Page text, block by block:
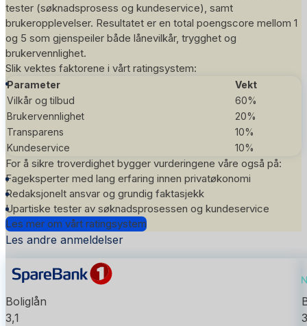
tester (søknadsprosess og kundeservice), samt
brukeropplevelser. Resultatet er en total poengscore mellom 1
og 5 som gjenspeiler både lånevilkår, trygghet og
brukervennlighet.
Slik vektes faktorene i vårt ratingsystem:
Parameter
Vekt
Vilkår og tilbud
60%
Brukervennlighet
20%
Transparens
10%
Kundeservice
10%
For å sikre troverdighet bygger vurderingene våre også på:
Fageksperter med lang erfaring innen privatøkonomi
Redaksjonelt ansvar og grundig faktasjekk
Upartiske tester av søknadsprosessen og kundeservice
Les mer om vårt ratingsystem
Les andre anmeldelser
Boliglån
3,1